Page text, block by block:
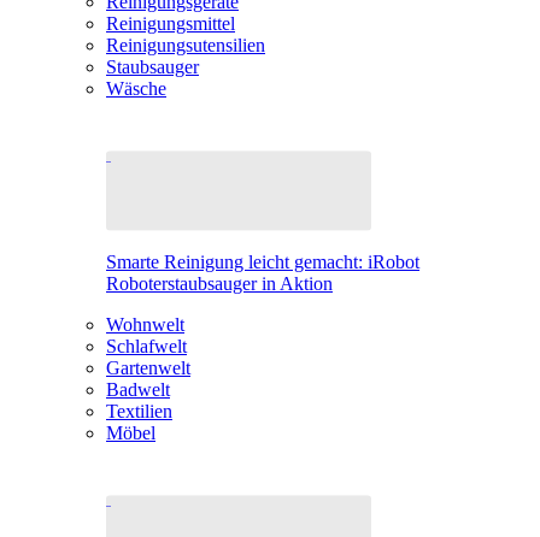
Reinigungsmittel
Reinigungsutensilien
Staubsauger
Wäsche
Smarte Reinigung leicht gemacht: iRobot
Roboterstaubsauger in Aktion
Wohnwelt
Schlafwelt
Gartenwelt
Badwelt
Textilien
Möbel